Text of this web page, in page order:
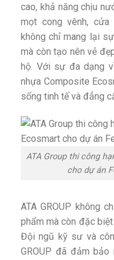
cao, khả năng chịu
mọt cong vênh, cửa
không chỉ mang lại
mà còn tạo nên vẻ
hộ. Với sự đa dạng
nhựa Composite
sống tinh tế và đẳng
ATA Group thi công
cho dự án
ATA GROUP không
phẩm mà còn đặc
Đội ngũ kỹ sư và
GROUP đã đảm